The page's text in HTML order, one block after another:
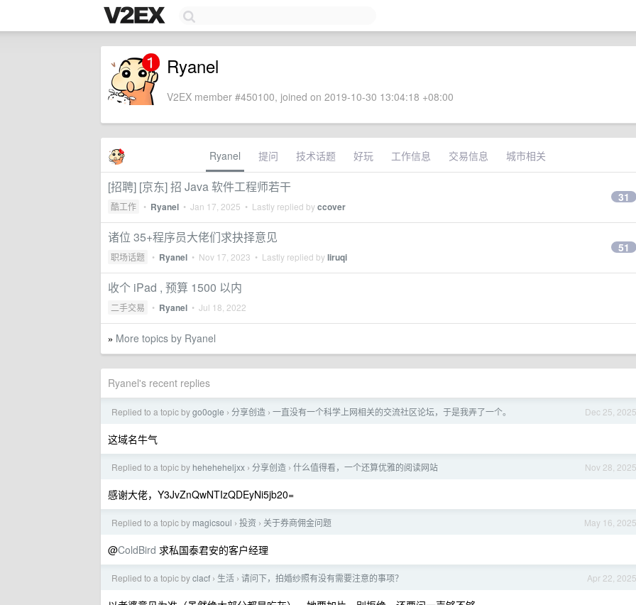
Ryanel
V2EX member #450100, joined on 2019-10-30 13:04:18 +08:00
Ryanel 提问 技术话题 好玩 工作信息 交易信息 城市相关
[招聘] [京东] 招 Java 软件工程师若干
酷工作 • Ryanel • Jan 17, 2025 • Lastly replied byccover
31
诸位 35+程序员大佬们求抉择意见
职场话题 • Ryanel • Nov 17, 2023 • Lastly replied byliruqi
51
收个 iPad , 预算 1500 以内
二手交易 • Ryanel • Jul 18, 2022
» More topics by Ryanel
Ryanel's recent replies
Dec 25, 2025
Replied to a topic bygo0ogle › 分享创造 › 一直没有一个科学上网相关的交流社区论坛，于是我弄了一个。
这域名牛气
Nov 28, 2025
Replied to a topic by heheheheljxx › 分享创造 › 什么值得看，一个还算优雅的阅读网站
感谢大佬，Y3JvZnQwNTIzQDEyNi5jb20=
May 16, 2025
Replied to a topic by magicsoul › 投资 › 关于券商佣金问题
@ColdBird 求私国泰君安的客户经理
Apr 22, 2025
Replied to a topic byclacf › 生活 › 请问下，拍婚纱照有没有需要注意的事项？